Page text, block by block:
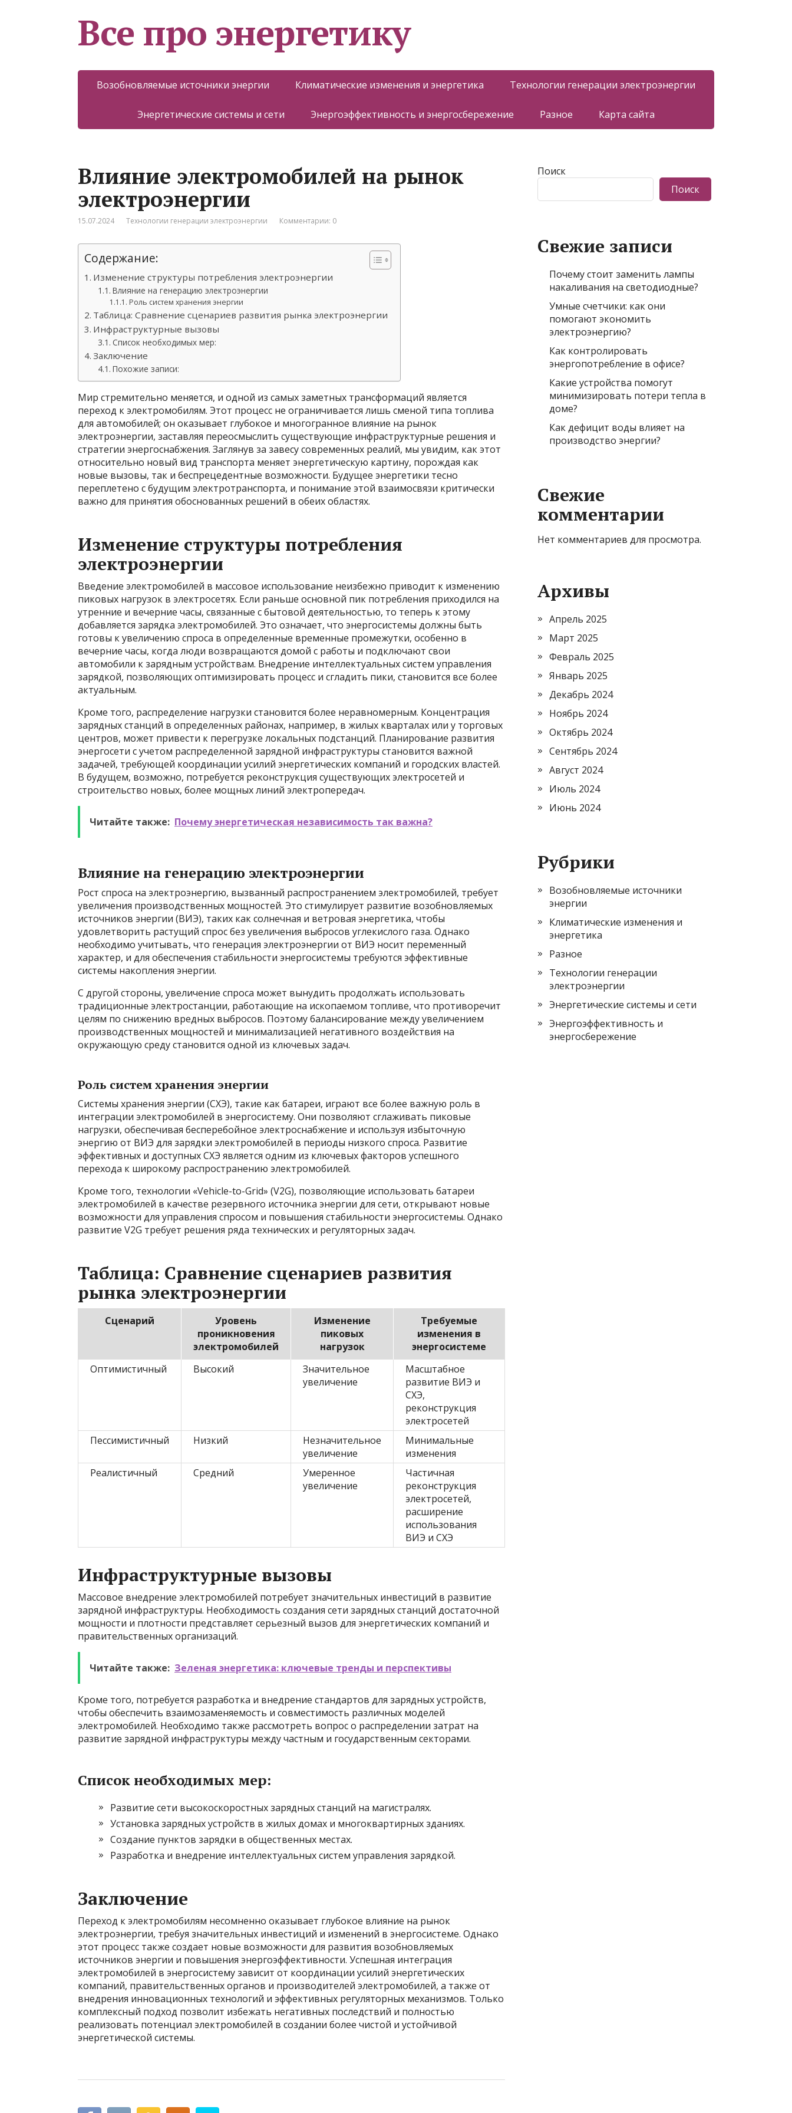
Все про энергетику
Возобновляемые источники энергии Климатические изменения и энергетика Технологии генерации электроэнергии
Энергетические системы и сети Энергоэффективность и энергосбережение Разное Карта сайта
Влияние электромобилей на рынок
электроэнергии
15.07.2024 Технологии генерации электроэнергии Комментарии: 0
Содержание:
Изменение структуры потребления электроэнергии
Влияние на генерацию электроэнергии
Роль систем хранения энергии
Таблица: Сравнение сценариев развития рынка электроэнергии
Инфраструктурные вызовы
Список необходимых мер:
Заключение
Похожие записи:
Мир стремительно меняется, и одной из самых заметных трансформаций является
переход к электромобилям. Этот процесс не ограничивается лишь сменой типа топлива
для автомобилей; он оказывает глубокое и многогранное влияние на рынок
электроэнергии, заставляя переосмыслить существующие инфраструктурные решения и
стратегии энергоснабжения. Заглянув за завесу современных реалий, мы увидим, как этот
относительно новый вид транспорта меняет энергетическую картину, порождая как
новые вызовы, так и беспрецедентные возможности. Будущее энергетики тесно
переплетено с будущим электротранспорта, и понимание этой взаимосвязи критически
важно для принятия обоснованных решений в обеих областях.
Изменение структуры потребления
электроэнергии
Введение электромобилей в массовое использование неизбежно приводит к изменению
пиковых нагрузок в электросетях. Если раньше основной пик потребления приходился на
утренние и вечерние часы, связанные с бытовой деятельностью, то теперь к этому
добавляется зарядка электромобилей. Это означает, что энергосистемы должны быть
готовы к увеличению спроса в определенные временные промежутки, особенно в
вечерние часы, когда люди возвращаются домой с работы и подключают свои
автомобили к зарядным устройствам. Внедрение интеллектуальных систем управления
зарядкой, позволяющих оптимизировать процесс и сгладить пики, становится все более
актуальным.
Кроме того, распределение нагрузки становится более неравномерным. Концентрация
зарядных станций в определенных районах, например, в жилых кварталах или у торговых
центров, может привести к перегрузке локальных подстанций. Планирование развития
энергосети с учетом распределенной зарядной инфраструктуры становится важной
задачей, требующей координации усилий энергетических компаний и городских властей.
В будущем, возможно, потребуется реконструкция существующих электросетей и
строительство новых, более мощных линий электропередач.
Читайте также: Почему энергетическая независимость так важна?
Влияние на генерацию электроэнергии
Рост спроса на электроэнергию, вызванный распространением электромобилей, требует
увеличения производственных мощностей. Это стимулирует развитие возобновляемых
источников энергии (ВИЭ), таких как солнечная и ветровая энергетика, чтобы
удовлетворить растущий спрос без увеличения выбросов углекислого газа. Однако
необходимо учитывать, что генерация электроэнергии от ВИЭ носит переменный
характер, и для обеспечения стабильности энергосистемы требуются эффективные
системы накопления энергии.
С другой стороны, увеличение спроса может вынудить продолжать использовать
традиционные электростанции, работающие на ископаемом топливе, что противоречит
целям по снижению вредных выбросов. Поэтому балансирование между увеличением
производственных мощностей и минимализацией негативного воздействия на
окружающую среду становится одной из ключевых задач.
Роль систем хранения энергии
Системы хранения энергии (СХЭ), такие как батареи, играют все более важную роль в
интеграции электромобилей в энергосистему. Они позволяют сглаживать пиковые
нагрузки, обеспечивая бесперебойное электроснабжение и используя избыточную
энергию от ВИЭ для зарядки электромобилей в периоды низкого спроса. Развитие
эффективных и доступных СХЭ является одним из ключевых факторов успешного
перехода к широкому распространению электромобилей.
Кроме того, технологии «Vehicle-to-Grid» (V2G), позволяющие использовать батареи
электромобилей в качестве резервного источника энергии для сети, открывают новые
возможности для управления спросом и повышения стабильности энергосистемы. Однако
развитие V2G требует решения ряда технических и регуляторных задач.
Таблица: Сравнение сценариев развития
рынка электроэнергии
Сценарий
Уровень
проникновения
электромобилей
Изменение
пиковых
нагрузок
Требуемые
изменения в
энергосистеме
Оптимистичный
Высокий
Значительное
увеличение
Масштабное
развитие ВИЭ и
СХЭ,
реконструкция
электросетей
Пессимистичный
Низкий
Незначительное
увеличение
Минимальные
изменения
Реалистичный
Средний
Умеренное
увеличение
Частичная
реконструкция
электросетей,
расширение
использования
ВИЭ и СХЭ
Инфраструктурные вызовы
Массовое внедрение электромобилей потребует значительных инвестиций в развитие
зарядной инфраструктуры. Необходимость создания сети зарядных станций достаточной
мощности и плотности представляет серьезный вызов для энергетических компаний и
правительственных организаций.
Читайте также: Зеленая энергетика: ключевые тренды и перспективы
Кроме того, потребуется разработка и внедрение стандартов для зарядных устройств,
чтобы обеспечить взаимозаменяемость и совместимость различных моделей
электромобилей. Необходимо также рассмотреть вопрос о распределении затрат на
развитие зарядной инфраструктуры между частным и государственным секторами.
Список необходимых мер:
Развитие сети высокоскоростных зарядных станций на магистралях.
Установка зарядных устройств в жилых домах и многоквартирных зданиях.
Создание пунктов зарядки в общественных местах.
Разработка и внедрение интеллектуальных систем управления зарядкой.
Заключение
Переход к электромобилям несомненно оказывает глубокое влияние на рынок
электроэнергии, требуя значительных инвестиций и изменений в энергосистеме. Однако
этот процесс также создает новые возможности для развития возобновляемых
источников энергии и повышения энергоэффективности. Успешная интеграция
электромобилей в энергосистему зависит от координации усилий энергетических
компаний, правительственных органов и производителей электромобилей, а также от
внедрения инновационных технологий и эффективных регуляторных механизмов. Только
комплексный подход позволит избежать негативных последствий и полностью
реализовать потенциал электромобилей в создании более чистой и устойчивой
энергетической системы.
Поиск
Поиск
Свежие записи
Почему стоит заменить лампы
накаливания на светодиодные?
Умные счетчики: как они
помогают экономить
электроэнергию?
Как контролировать
энергопотребление в офисе?
Какие устройства помогут
минимизировать потери тепла в
доме?
Как дефицит воды влияет на
производство энергии?
Свежие
комментарии
Нет комментариев для просмотра.
Архивы
Апрель 2025
Март 2025
Февраль 2025
Январь 2025
Декабрь 2024
Ноябрь 2024
Октябрь 2024
Сентябрь 2024
Август 2024
Июль 2024
Июнь 2024
Рубрики
Возобновляемые источники
энергии
Климатические изменения и
энергетика
Разное
Технологии генерации
электроэнергии
Энергетические системы и сети
Энергоэффективность и
энергосбережение